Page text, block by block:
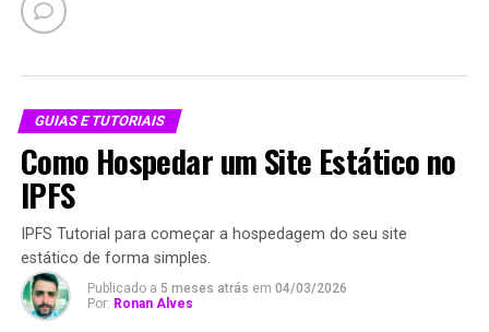
GUIAS E TUTORIAIS
Como Hospedar um Site Estático no
IPFS
IPFS Tutorial para começar a hospedagem do seu site
estático de forma simples.
Publicado a 5 meses atrás em 04/03/2026
Por: Ronan Alves